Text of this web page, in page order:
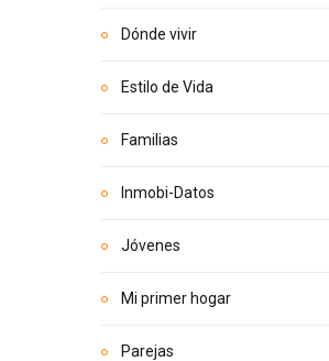
Dónde vivir
Estilo de Vida
Familias
Inmobi-Datos
Jóvenes
Mi primer hogar
Parejas